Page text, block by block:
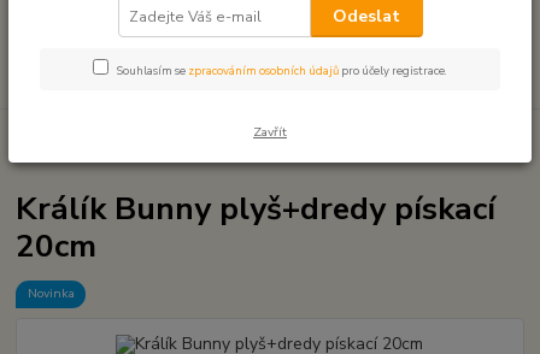
Hledat
PLYŠOVÉ A TEXTILNÍ HRAČKY
Králík Bunny plyš+dredy pískací
20cm
Novinka
Odeslat
Souhlasím se zpracováním osobních údajů pro účely registrace.
Zavřít